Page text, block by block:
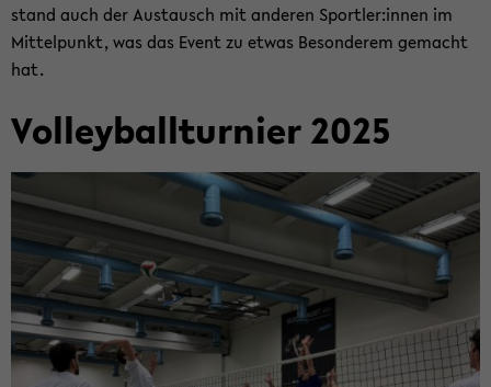
stand auch der Aus­tausch mit an­de­ren Sport­ler:innen im
Mit­tel­punkt, was das Event zu etwas Be­son­de­rem ge­macht
hat.
Vol­ley­ball­tur­nier 2025